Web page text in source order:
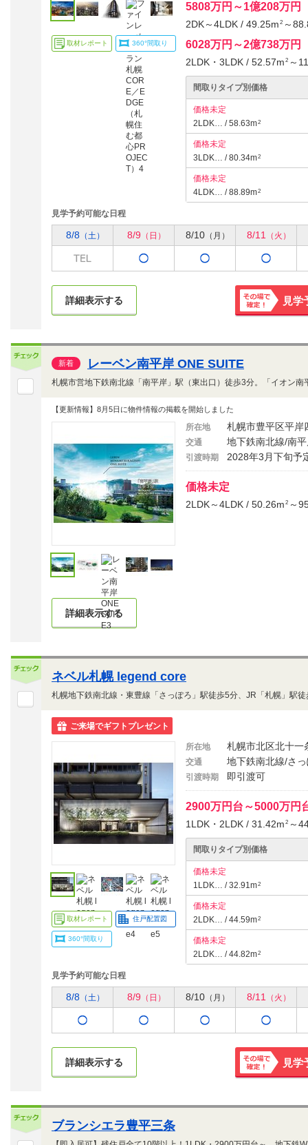
取材レポート 360°間取り
5808万円～1億208万円
2DK～4LDK / 49.25m 2 ～
6028万円～2億738万円
2LDK・3LDK / 52.57m 2 ～
間取りタイプ別価格
価格未定
2LDK… / 58.63m2
価格未定
3LDK… / 80.34m2
価格未定
4LDK… / 88.89m2
見学予約可能な日程
8/8 （土） 8/9 （日） 8/10 （月） 8/11 （火）
詳細表示する
その場で
見学
新着 レーベン南平岸 ONE SUITE
【更新情報】8月5日に物件情報の掲載を開始しました
所在地 札幌市豊平区平岸
交通 地下鉄南北線/南
引渡時期 2028年3月下旬予
価格未定
2LDK～4LDK / 50.26m 2 ～
詳細表示する
ネベル札幌 legend core
ご来場でギフトプレゼント
取材レポート 住戸配置図
360°間取り
所在地 札幌市北区北十一
交通 地下鉄南北線/さ
引渡時期 即引渡可
2900万円台～5000万円
1LDK・2LDK / 31.42m 2 ～
間取りタイプ別価格
価格未定
1LDK… / 32.91m2
価格未定
2LDK… / 44.59m2
価格未定
2LDK… / 44.82m2
見学予約可能な日程
8/8 （土） 8/9 （日） 8/10 （月） 8/11 （火）
詳細表示する
その場で
見学
ブランシエラ豊平三条